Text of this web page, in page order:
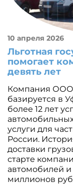
10 апреля 2026
Льготная
помогает
девять лет
Компания ООО
базируется в
более 12 лет
услуги для
России.
доставки
старте
автомобилей и
миллионов